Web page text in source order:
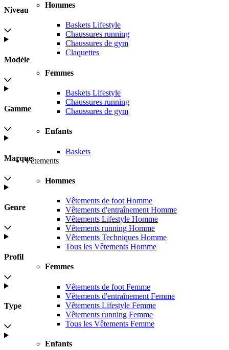
Hommes
Baskets Lifestyle
Chaussures running
Chaussures de gym
Claquettes
Femmes
Baskets Lifestyle
Chaussures running
Chaussures de gym
Enfants
Baskets
Vêtements
Hommes
Vêtements de foot Homme
Vêtements d'entraînement Homme
Vêtements Lifestyle Homme
Vêtements running Homme
Vêtements Techniques Homme
Tous les Vêtements Homme
Femmes
Vêtements de foot Femme
Vêtements d'entraînement Femme
Vêtements Lifestyle Femme
Vêtements running Femme
Tous les Vêtements Femme
Enfants
Niveau
Modèle
Gamme
Marque
Genre
Profil
Type